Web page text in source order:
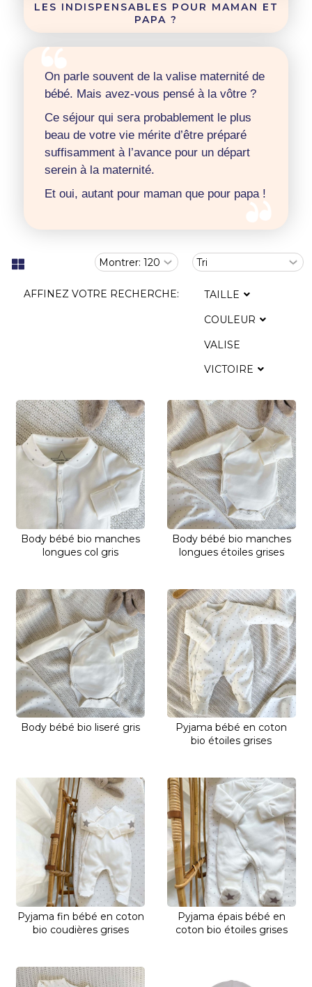
LES INDISPENSABLES POUR MAMAN ET
PAPA ?
On parle souvent de la valise maternité de
bébé. Mais avez-vous pensé à la vôtre ?
Ce séjour qui sera probablement le plus
beau de votre vie mérite d’être préparé
suffisamment à l’avance pour un départ
serein à la maternité.
Et oui, autant pour maman que pour papa !
AFFINEZ VOTRE RECHERCHE:
TAILLE
COULEUR
VALISE
VICTOIRE
Body bébé bio manches
longues col gris
Body bébé bio manches
longues étoiles grises
Body bébé bio liseré gris
Pyjama bébé en coton
bio étoiles grises
Pyjama fin bébé en coton
bio coudières grises
Pyjama épais bébé en
coton bio étoiles grises